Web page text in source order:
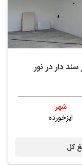
شهر
ایزخورده
کل